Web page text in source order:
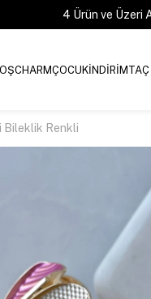
4 Ürün ve Üzeri
CHARMÇOCUKİNDİRİMTAÇ
Bileklik Renkli